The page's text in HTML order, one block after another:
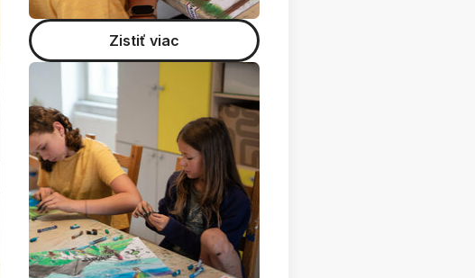
Výstava Miloša Alexandra Bazovského v Roudnici nad
Labem
Zistiť viac